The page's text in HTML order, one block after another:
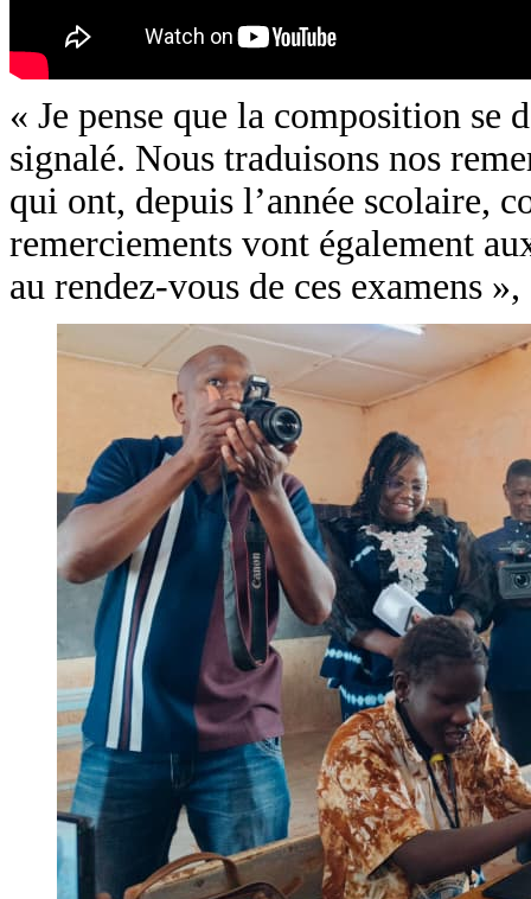
« Je pense que la composition se
signalé. Nous traduisons nos
qui ont, depuis l’année scolaire,
remerciements vont également
au rendez-vous de ces examens